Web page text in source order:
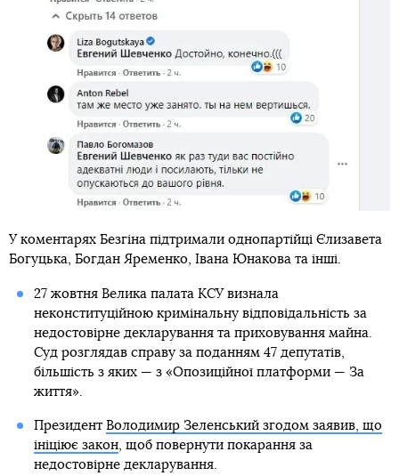
У коментарях Безгіна підтримали однопартійці Єлизавета
Богуцька, Богдан Яременко, Івана Юнакова та інші.
27 жовтня Велика палата КСУ визнала
неконституційною кримінальну відповідальність за
недостовірне декларування та приховування майна.
Суд розглядав справу за поданням 47 депутатів,
більшість з яких — з «Опозиційної платформи — За
життя».
Президент Володимир Зеленський згодом заявив, що
ініціює закон, щоб повернути покарання за
недостовірне декларування.